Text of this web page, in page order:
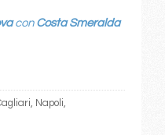
con Costa Smeralda
Napoli,